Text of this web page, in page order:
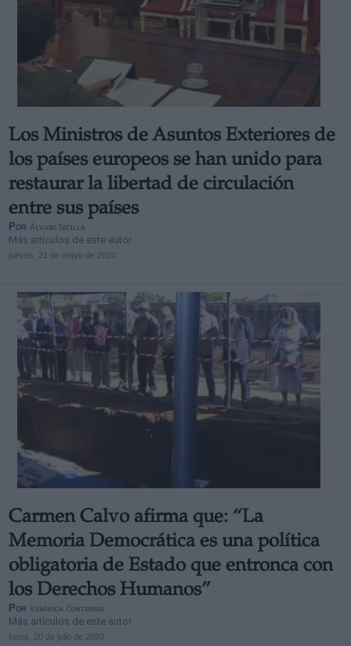
Los Ministros de Asuntos Exteriores de
los países europeos se han unido para
restaurar la libertad de circulación
entre sus países
Por Álvaro Secilla
Más artículos de este autor
jueves, 21 de mayo de 2020
Carmen Calvo afirma que: “La
Memoria Democrática es una política
obligatoria de Estado que entronca con
los Derechos Humanos”
Por Verónica Contreras
Más artículos de este autor
lunes, 20 de julio de 2020